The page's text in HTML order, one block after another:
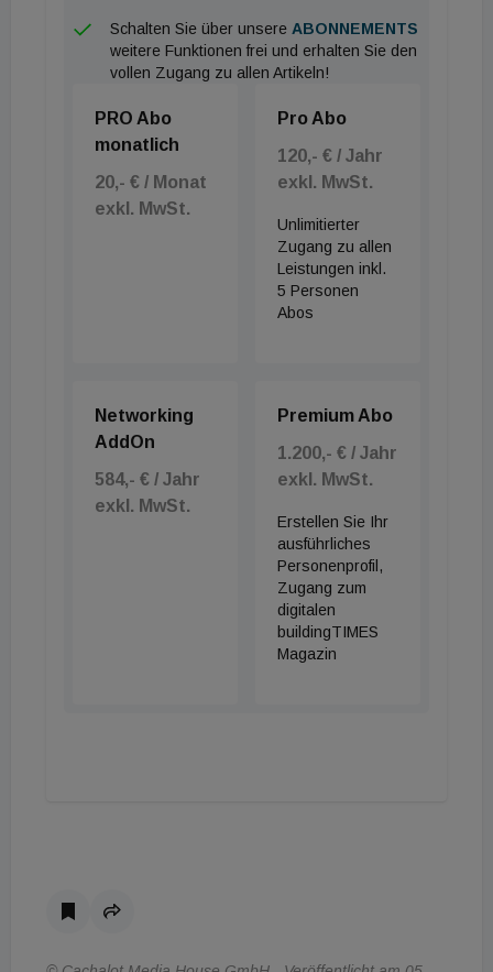
Schalten Sie über unsere ABONNEMENTS
weitere Funktionen frei und erhalten Sie den
vollen Zugang zu allen Artikeln!
PRO Abo
monatlich
20,- € / Monat
exkl. MwSt.
Pro Abo
120,- € / Jahr
exkl. MwSt.
Unlimitierter
Zugang zu allen
Leistungen inkl.
5 Personen
Abos
Networking
AddOn
584,- € / Jahr
exkl. MwSt.
Premium Abo
1.200,- € / Jahr
exkl. MwSt.
Erstellen Sie Ihr
ausführliches
Personenprofil,
Zugang zum
digitalen
buildingTIMES
Magazin